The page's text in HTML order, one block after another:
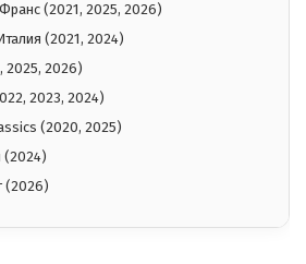
(2021, 2025, 2026)
(2021, 2024)
2025, 2026)
2023, 2024)
(2020, 2025)
(2024)
(2026)